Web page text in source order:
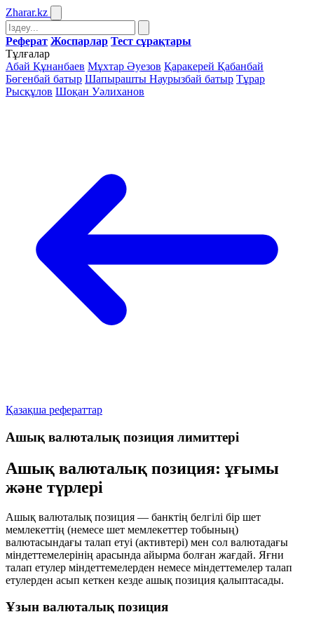
Zharar.kz
Реферат Жоспарлар Тест сұрақтары
Тұлғалар
Абай Құнанбаев Мұхтар Әуезов Қаракерей Қабанбай
Бөгенбай батыр Шапырашты Наурызбай батыр Тұрар
Рысқұлов Шоқан Уәлиханов
Қазақша рефераттар
Ашық валюталық позиция лимиттері
Ашық валюталық позиция: ұғымы
және түрлері
Ашық валюталық позиция — банктің белгілі бір шет
мемлекеттің (немесе шет мемлекеттер тобының)
валютасындағы талап етуі (активтері) мен сол валютадағы
міндеттемелерінің арасында айырма болған жағдай. Яғни
талап етулер міндеттемелерден немесе міндеттемелер талап
етулерден асып кеткен кезде ашық позиция қалыптасады.
Ұзын валюталық позиция